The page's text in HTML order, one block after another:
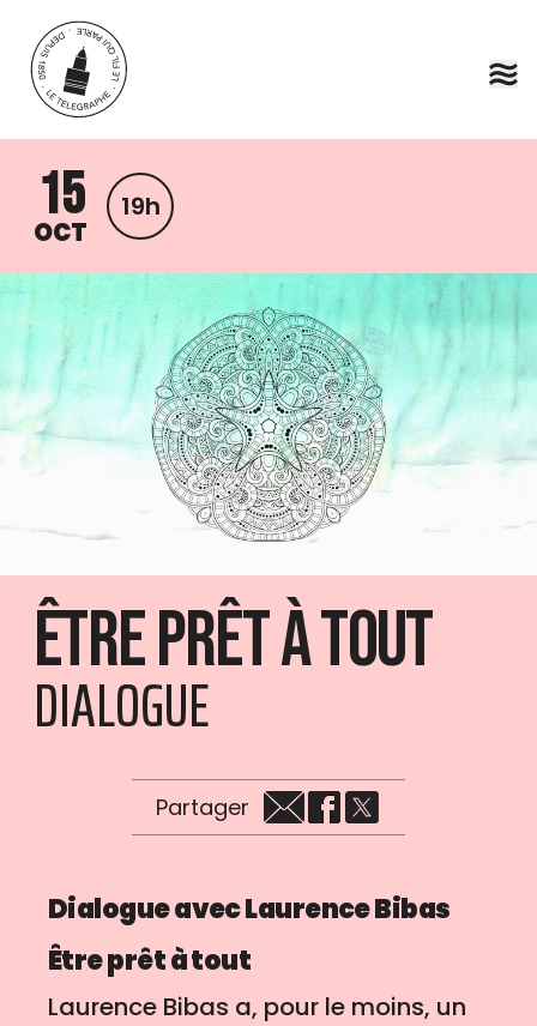
Aller au contenu principal
15
OCT
19h
Être prêt à tout
DIALOGUE
Partager
Dialogue avec Laurence Bibas
Être prêt à tout
Laurence Bibas a, pour le moins, un